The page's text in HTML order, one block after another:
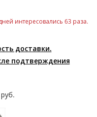
интересовались 63 раза.
доставки.
подтверждения
руб.